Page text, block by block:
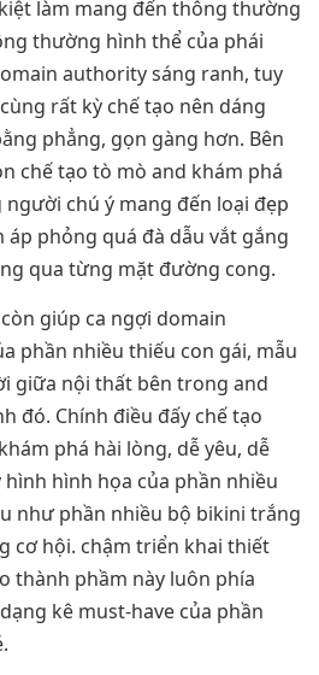
làm mang đến thông thường
thường hình thể của phái
authority sáng ranh, tuy
rất kỳ chế tạo nên dáng
phẳng, gọn gàng hơn. Bên
chế tạo tò mò and khám phá
chú ý mang đến loại đẹp
phỏng quá đà dẫu vắt gắng
qua từng mặt đường cong.
giúp ca ngợi domain
phần nhiều thiếu con gái, mẫu
giữa nội thất bên trong and
đó. Chính điều đấy chế tạo
phá hài lòng, dễ yêu, dễ
hình họa của phần nhiều
như phần nhiều bộ bikini trắng
cơ hội. chậm triển khai thiết
thành phầm này luôn phía
kê must-have của phần